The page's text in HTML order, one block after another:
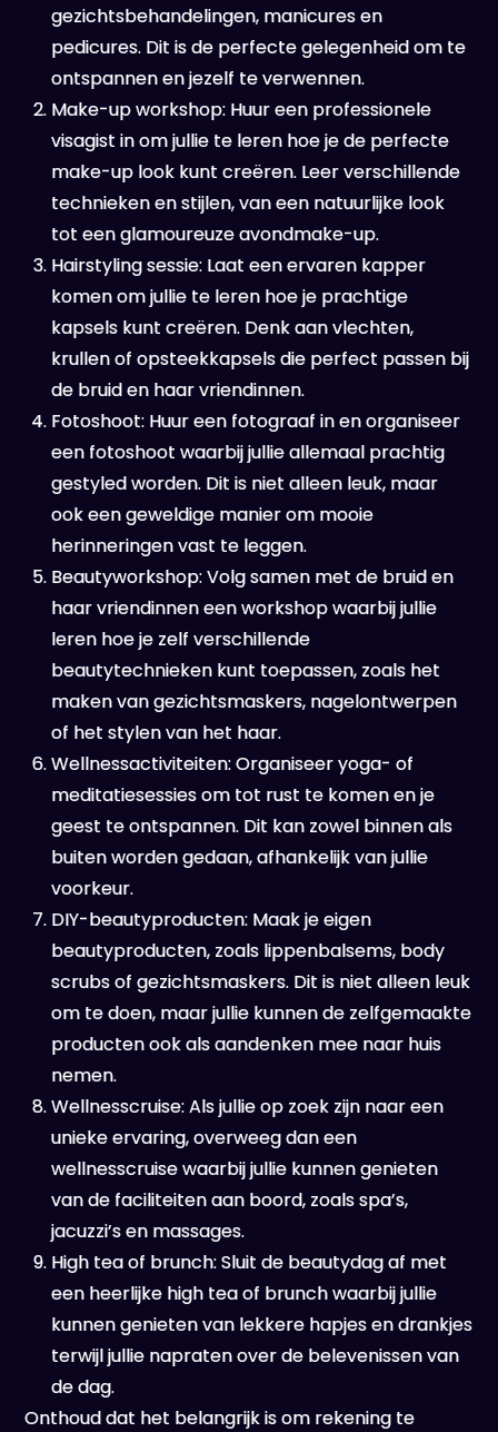
gezichtsbehandelingen, manicures en
pedicures. Dit is de perfecte gelegenheid om te
ontspannen en jezelf te verwennen.
Make-up workshop: Huur een professionele
visagist in om jullie te leren hoe je de perfecte
make-up look kunt creëren. Leer verschillende
technieken en stijlen, van een natuurlijke look
tot een glamoureuze avondmake-up.
Hairstyling sessie: Laat een ervaren kapper
komen om jullie te leren hoe je prachtige
kapsels kunt creëren. Denk aan vlechten,
krullen of opsteekkapsels die perfect passen bij
de bruid en haar vriendinnen.
Fotoshoot: Huur een fotograaf in en organiseer
een fotoshoot waarbij jullie allemaal prachtig
gestyled worden. Dit is niet alleen leuk, maar
ook een geweldige manier om mooie
herinneringen vast te leggen.
Beautyworkshop: Volg samen met de bruid en
haar vriendinnen een workshop waarbij jullie
leren hoe je zelf verschillende
beautytechnieken kunt toepassen, zoals het
maken van gezichtsmaskers, nagelontwerpen
of het stylen van het haar.
Wellnessactiviteiten: Organiseer yoga- of
meditatiesessies om tot rust te komen en je
geest te ontspannen. Dit kan zowel binnen als
buiten worden gedaan, afhankelijk van jullie
voorkeur.
DIY-beautyproducten: Maak je eigen
beautyproducten, zoals lippenbalsems, body
scrubs of gezichtsmaskers. Dit is niet alleen leuk
om te doen, maar jullie kunnen de zelfgemaakte
producten ook als aandenken mee naar huis
nemen.
Wellnesscruise: Als jullie op zoek zijn naar een
unieke ervaring, overweeg dan een
wellnesscruise waarbij jullie kunnen genieten
van de faciliteiten aan boord, zoals spa’s,
jacuzzi’s en massages.
High tea of brunch: Sluit de beautydag af met
een heerlijke high tea of brunch waarbij jullie
kunnen genieten van lekkere hapjes en drankjes
terwijl jullie napraten over de belevenissen van
de dag.
Onthoud dat het belangrijk is om rekening te